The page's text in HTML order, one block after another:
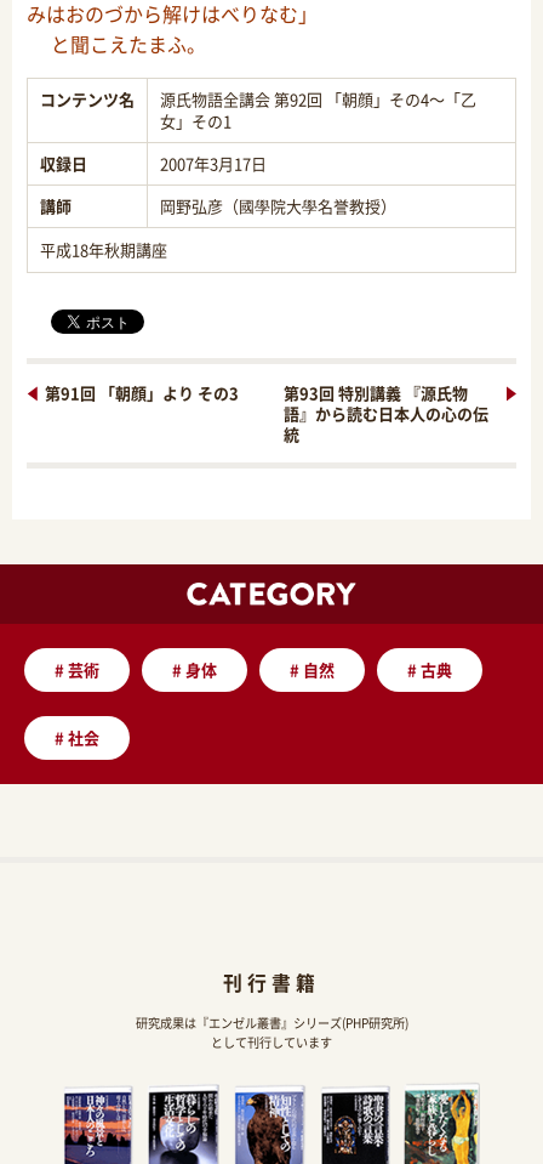
みはおのづから解けはべりなむ」
と聞こえたまふ。
コンテンツ名
源氏物語全講会 第92回 「朝顔」その4～「乙
女」その1
収録日
2007年3月17日
講師
岡野弘彦（國學院大學名誉教授）
平成18年秋期講座
第91回 「朝顔」より その3
第93回 特別講義 『源氏物
語』から読む日本人の心の伝
統
#芸術 #身体 # 自然 #古典
#社会
刊行書籍
研究成果は『エンゼル叢書』シリーズ(PHP研究所)
として刊行しています